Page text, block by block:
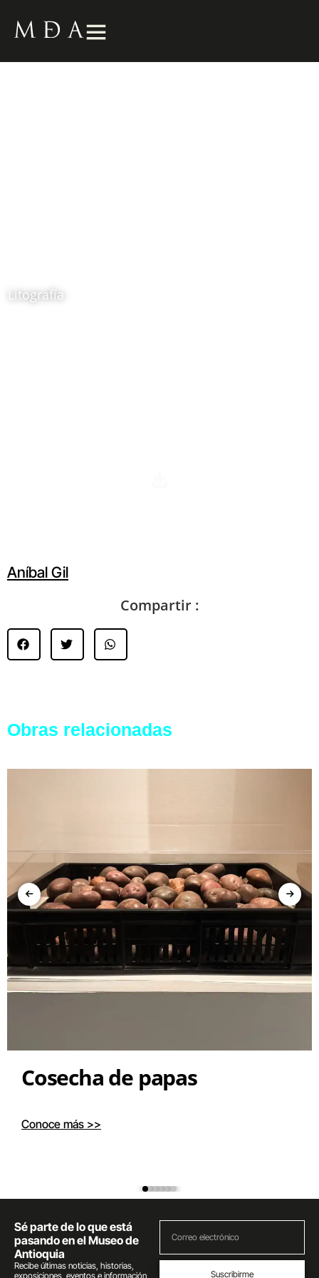
Litografía
Aníbal Gil
Compartir :
Obras relacionadas
Cosecha de papas
Conoce más >>
Sé parte de lo que está
pasando en el Museo de
Antioquia
Recibe últimas noticias, historias,
exposiciones, eventos e información
Suscribirme